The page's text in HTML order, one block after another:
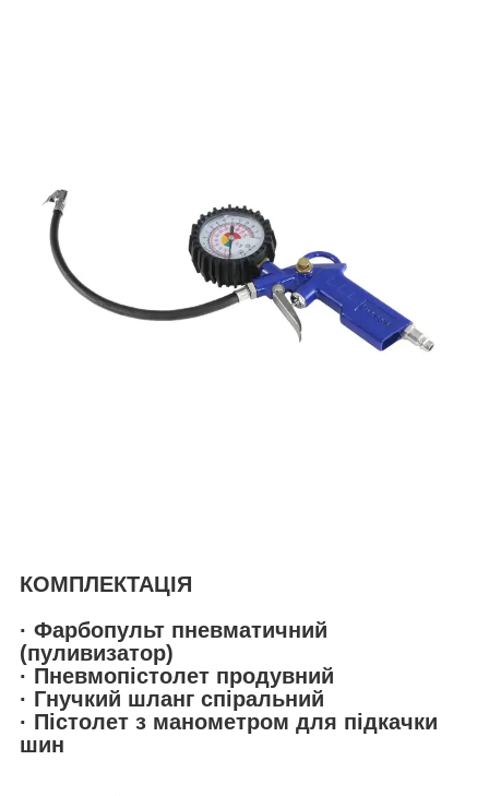
КОМПЛЕКТАЦІЯ
· Фарбопульт пневматичний
(пуливизатор)
· Пневмопістолет продувний
· Гнучкий шланг спіральний
· Пістолет з манометром для підкачки
шин